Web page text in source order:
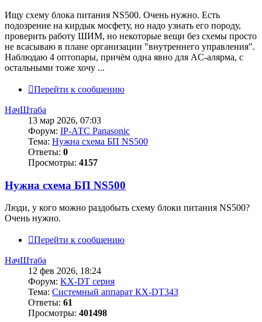
Ищу схему блока питания NS500. Очень нужно. Есть
подозрение на кирдык мосфету, но надо узнать его породу,
проверить работу ШИМ, но некоторые вещи без схемы просто
не всасываю в плане организации "внутреннего управления".
Наблюдаю 4 оптопары, причём одна явно для AC-алярма, с
остальными тоже хочу ...
Перейти к сообщению
НачШтаба
13 мар 2026, 07:03
Форум: IP-АТС Panasonic
Тема: Нужна схема БП NS500
Ответы: 0
Просмотры: 4157
Нужна схема БП NS500
Люди, у кого можно раздобыть схему блоки питания NS500?
Очень нужно.
Перейти к сообщению
НачШтаба
12 фев 2026, 18:24
Форум: KX-DT серия
Тема: Системный аппарат КХ-DT343
Ответы: 61
Просмотры: 401498